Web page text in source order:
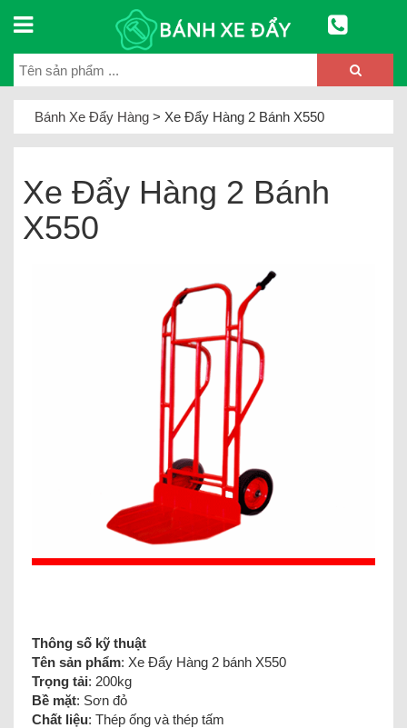
Bánh Xe Đẩy Hàng > Xe Đẩy Hàng 2 Bánh X550
Xe Đẩy Hàng 2 Bánh
X550
Thông số kỹ thuật
Tên sản phẩm: Xe Đẩy Hàng 2 bánh X550
Trọng tải: 200kg
Bề mặt: Sơn đỏ
Chất liệu: Thép ống và thép tấm